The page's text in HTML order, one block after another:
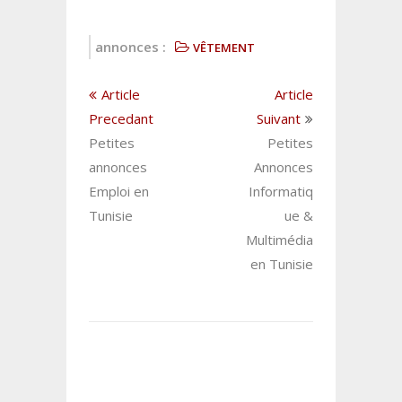
annonces : VÊTEMENT
Article
Precedant
Petites
annonces
Emploi en
Tunisie
Article
Suivant
Petites
Annonces
Informatiq
ue &
Multimédia
en Tunisie